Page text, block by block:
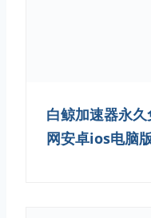
白鲸加速器永
网安卓ios电脑